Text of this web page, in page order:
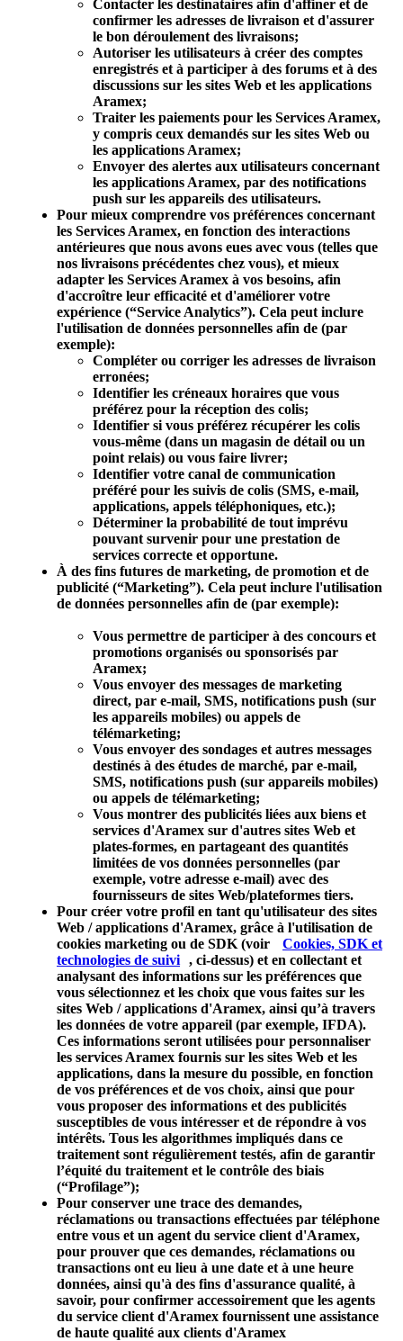
Contacter les destinataires afin d'affiner et de
confirmer les adresses de livraison et d'assurer
le bon déroulement des livraisons;
Autoriser les utilisateurs à créer des comptes
enregistrés et à participer à des forums et à des
discussions sur les sites Web et les applications
Aramex;
Traiter les paiements pour les Services Aramex,
y compris ceux demandés sur les sites Web ou
les applications Aramex;
Envoyer des alertes aux utilisateurs concernant
les applications Aramex, par des notifications
push sur les appareils des utilisateurs.
Pour mieux comprendre vos préférences concernant
les Services Aramex, en fonction des interactions
antérieures que nous avons eues avec vous (telles que
nos livraisons précédentes chez vous), et mieux
adapter les Services Aramex à vos besoins, afin
d'accroître leur efficacité et d'améliorer votre
expérience (“Service Analytics”). Cela peut inclure
l'utilisation de données personnelles afin de (par
exemple):
Compléter ou corriger les adresses de livraison
erronées;
Identifier les créneaux horaires que vous
préférez pour la réception des colis;
Identifier si vous préférez récupérer les colis
vous-même (dans un magasin de détail ou un
point relais) ou vous faire livrer;
Identifier votre canal de communication
préféré pour les suivis de colis (SMS, e-mail,
applications, appels téléphoniques, etc.);
Déterminer la probabilité de tout imprévu
pouvant survenir pour une prestation de
services correcte et opportune.
À des fins futures de marketing, de promotion et de
publicité (“Marketing”). Cela peut inclure l'utilisation
de données personnelles afin de (par exemple):
Vous permettre de participer à des concours et
promotions organisés ou sponsorisés par
Aramex;
Vous envoyer des messages de marketing
direct, par e-mail, SMS, notifications push (sur
les appareils mobiles) ou appels de
télémarketing;
Vous envoyer des sondages et autres messages
destinés à des études de marché, par e-mail,
SMS, notifications push (sur appareils mobiles)
ou appels de télémarketing;
Vous montrer des publicités liées aux biens et
services d'Aramex sur d'autres sites Web et
plates-formes, en partageant des quantités
limitées de vos données personnelles (par
exemple, votre adresse e-mail) avec des
fournisseurs de sites Web/plateformes tiers.
Pour créer votre profil en tant qu'utilisateur des sites
Web / applications d'Aramex, grâce à l'utilisation de
cookies marketing ou de SDK (voir
Cookies, SDK et
technologies de suivi , ci-dessus) et en collectant et
analysant des informations sur les préférences que
vous sélectionnez et les choix que vous faites sur les
sites Web / applications d'Aramex, ainsi qu’à travers
les données de votre appareil (par exemple, IFDA).
Ces informations seront utilisées pour personnaliser
les services Aramex fournis sur les sites Web et les
applications, dans la mesure du possible, en fonction
de vos préférences et de vos choix, ainsi que pour
vous proposer des informations et des publicités
susceptibles de vous intéresser et de répondre à vos
intérêts. Tous les algorithmes impliqués dans ce
traitement sont régulièrement testés, afin de garantir
l’équité du traitement et le contrôle des biais
(“Profilage”);
Pour conserver une trace des demandes,
réclamations ou transactions effectuées par téléphone
entre vous et un agent du service client d'Aramex,
pour prouver que ces demandes, réclamations ou
transactions ont eu lieu à une date et à une heure
données, ainsi qu'à des fins d'assurance qualité, à
savoir, pour confirmer accessoirement que les agents
du service client d'Aramex fournissent une assistance
de haute qualité aux clients d'Aramex